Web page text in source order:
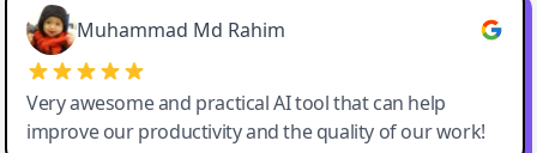
Muhammad Md Rahim
Very awesome and practical AI tool that can help
improve our productivity and the quality of our work!